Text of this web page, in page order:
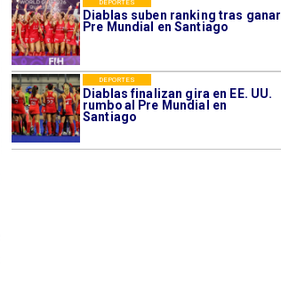
Diablas suben ranking tras ganar
Pre Mundial en Santiago
DEPORTES
Diablas finalizan gira en EE. UU.
rumbo al Pre Mundial en
Santiago
DEPORTES